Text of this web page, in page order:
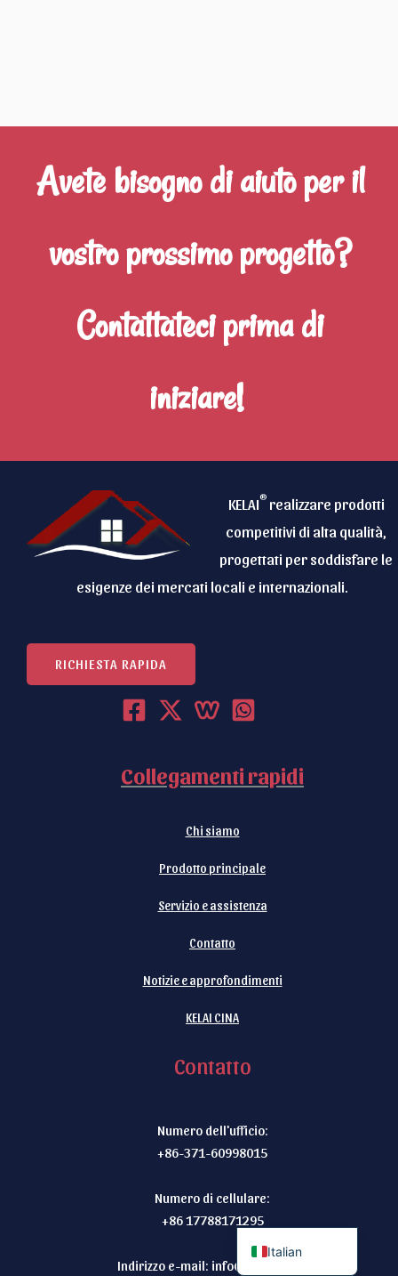
Avete bisogno di aiuto per il
vostro prossimo progetto?
Contattateci prima di
iniziare!
KELAI®realizzare prodotti
competitivi di alta qualità,
progettati per soddisfare le
esigenze dei mercati locali e internazionali.
RICHIESTA RAPIDA
Collegamenti rapidi
Chi siamo
Prodotto principale
Servizio e assistenza
Contatto
Notizie e approfondimenti
KELAI CINA
Contatto
Numero dell'ufficio:
+86-371-60998015
Numero di cellulare:
+86 17788171295
Indirizzo e-mail: info@kelaiii.com
Italian
French
Indonesian